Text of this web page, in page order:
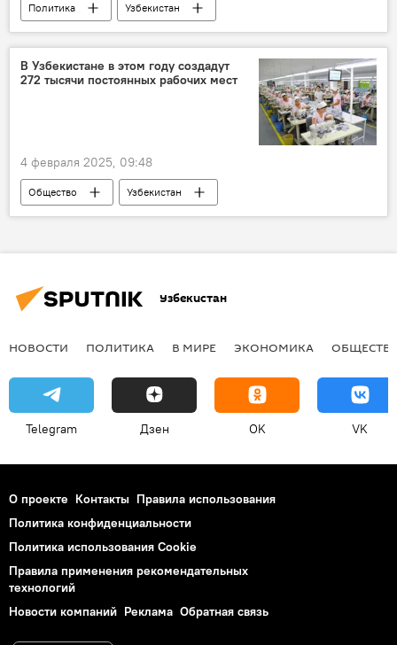
Политика
Узбекистан
президент Узбекистана
Шавкат Мирзиёев
официальный визит
В Узбекистане в этом году создадут
272 тысячи постоянных рабочих мест
4 февраля 2025, 09:48
Общество
Узбекистан
Шавкат Мирзиёев
рабочие места
Узбекистан
НОВОСТИ ПОЛИТИКА В МИРЕ ЭКОНОМИКА
Telegram Дзен OK VK
О проекте Контакты Правила использования
Политика конфиденциальности
Политика использования Cookie
Правила применения рекомендательных
технологий
Новости компаний Реклама Обратная связь